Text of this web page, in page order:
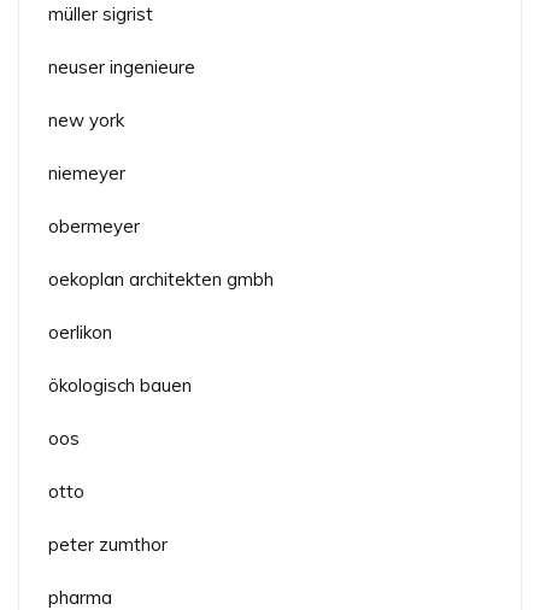
müller sigrist
neuser ingenieure
new york
niemeyer
obermeyer
oekoplan architekten gmbh
oerlikon
ökologisch bauen
oos
otto
peter zumthor
pharma